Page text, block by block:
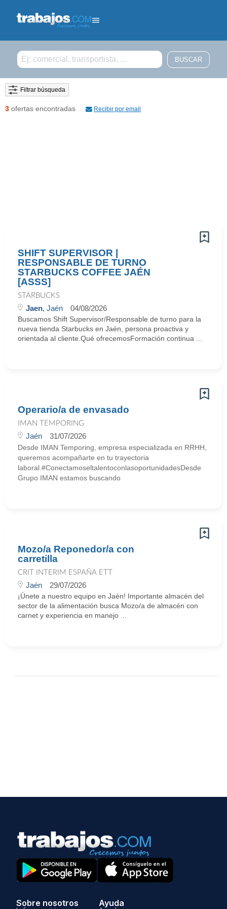
Filtrar búsqueda
3 ofertas encontradas Recibir por email
SHIFT SUPERVISOR |
RESPONSABLE DE TURNO
STARBUCKS COFFEE JAÉN
[ASSS]
STARBUCKS
Jaen, Jaén 04/08/2026
Buscamos Shift Supervisor/Responsable de turno para la
nueva tienda Starbucks en Jaén, persona proactiva y
orientada al cliente.Qué ofrecemosFormación continua ...
Operario/a de envasado
IMAN TEMPORING
Jaén 31/07/2026
Desde IMAN Temporing, empresa especializada en RRHH,
queremos acompañarte en tu trayectoria
laboral.#ConectamoseltalentoconlasoportunidadesDesde
Grupo IMAN estamos buscando
Mozo/a Reponedor/a con
carretilla
CRIT INTERIM ESPAÑA ETT
Jaén 29/07/2026
¡Únete a nuestro equipo en Jaén! Importante almacén del
sector de la alimentación busca Mozo/a de almacén con
carnet y experiencia en manejo ...
Sobre nosotros Ayuda